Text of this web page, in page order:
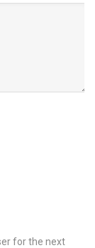
for the next